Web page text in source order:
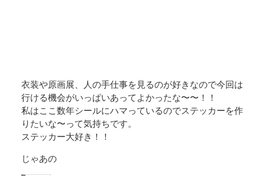
衣装や原画展、人の手仕事を見るのが好きなので今回は
行ける機会がいっぱいあってよかったな〜〜！！
私はここ数年シールにハマっているのでステッカーを作
りたいな〜って気持ちです。
ステッカー大好き！！
じゃあの